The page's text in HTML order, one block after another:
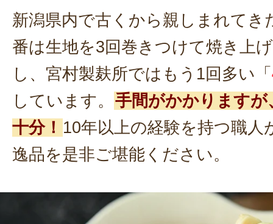
新潟県内で古くから親しまれてき
番は生地を3回巻きつけて焼き上
し、宮村製麸所ではもう1回多い「
しています。 手間がかかりますが
十分！ 10年以上の経験を持つ職人
逸品を是非ご堪能ください。